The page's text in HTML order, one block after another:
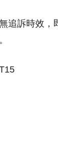
追訴時效，